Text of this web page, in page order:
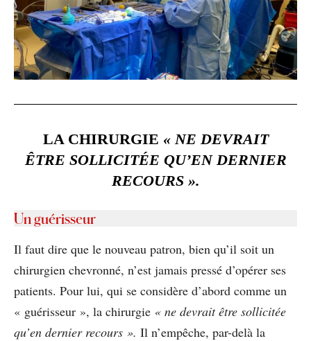
LA CHIRURGIE « NE DEVRAIT
ÊTRE SOLLICITÉE QU’EN DERNIER
RECOURS ».
Un guérisseur
Il faut dire que le nouveau patron, bien qu’il soit un
chirurgien chevronné, n’est jamais pressé d’opérer ses
patients. Pour lui, qui se considère d’abord comme un
« guérisseur », la chirurgie « ne devrait être sollicitée
qu’en dernier recours ». Il n’empêche, par-delà la